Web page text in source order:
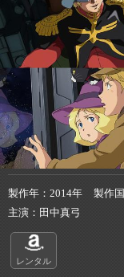
製作年 2014年 製作国
主演
田中真弓
レンタル